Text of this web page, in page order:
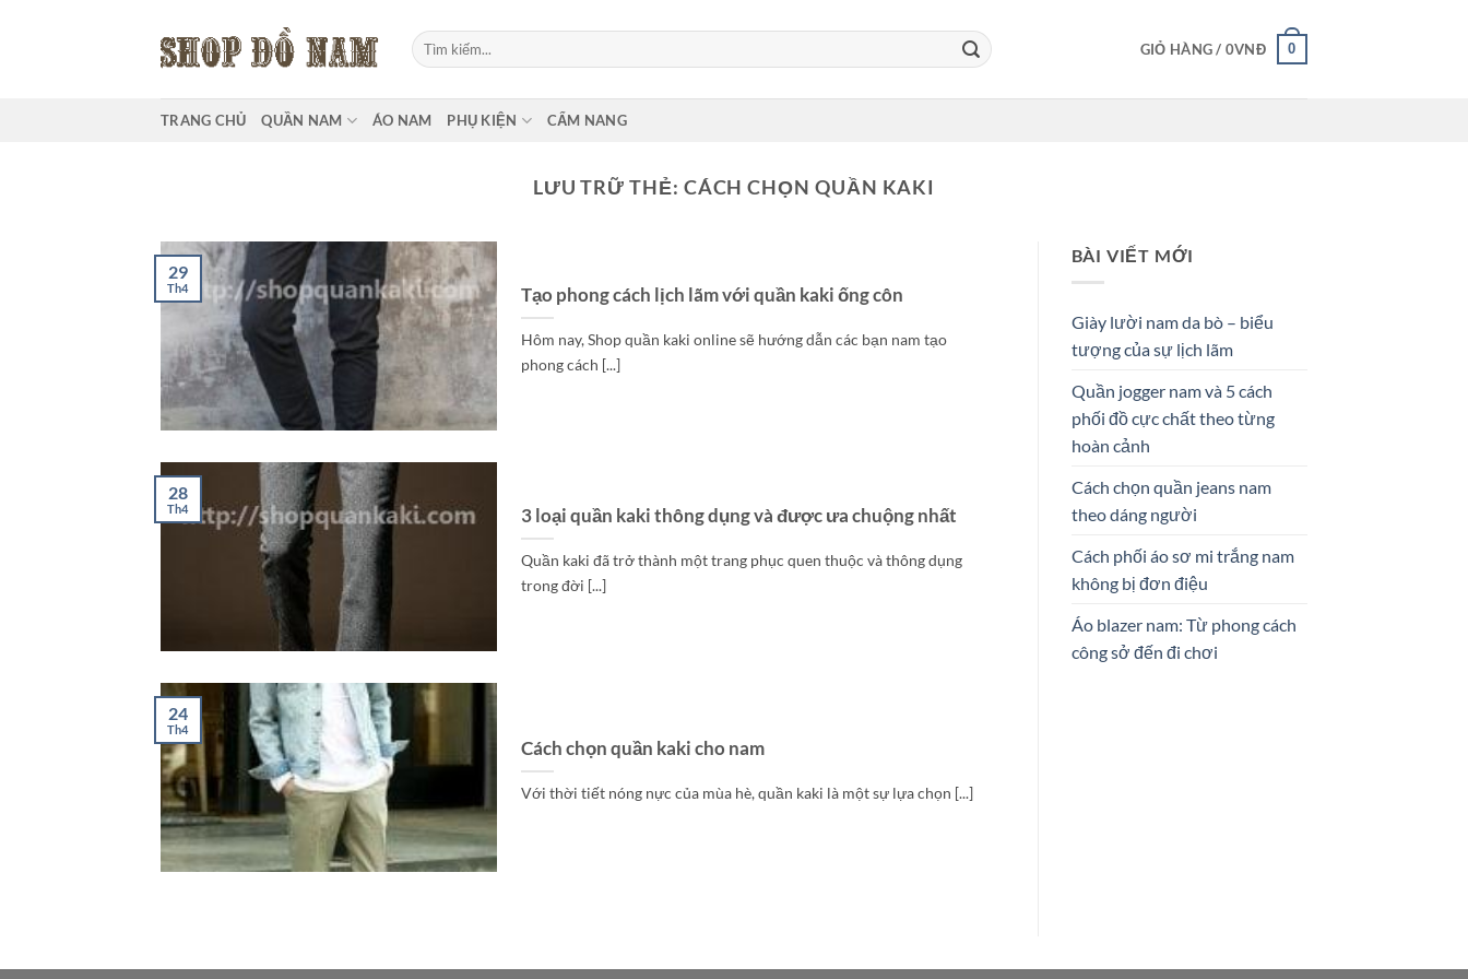
Tìm
kiếm:
GIỎ HÀNG / 0VNĐ 0
TRANG CHỦ QUẦN NAM ÁO NAM PHỤ KIỆN CẨM NANG
LƯU TRỮ THẺ: CÁCH CHỌN QUẦN KAKI
Tạo phong cách lịch lãm với quần kaki ống côn
Hôm nay, Shop quần kaki online sẽ hướng dẫn các bạn nam tạo
phong cách [...]
29
Th4
3 loại quần kaki thông dụng và được ưa chuộng nhất
Quần kaki đã trở thành một trang phục quen thuộc và thông dụng
trong đời [...]
28
Th4
Cách chọn quần kaki cho nam
Với thời tiết nóng nực của mùa hè, quần kaki là một sự lựa chọn [...]
24
Th4
BÀI VIẾT MỚI
Giày lười nam da bò – biểu
tượng của sự lịch lãm
Quần jogger nam và 5 cách
phối đồ cực chất theo từng
hoàn cảnh
Cách chọn quần jeans nam
theo dáng người
Cách phối áo sơ mi trắng nam
không bị đơn điệu
Áo blazer nam: Từ phong cách
công sở đến đi chơi